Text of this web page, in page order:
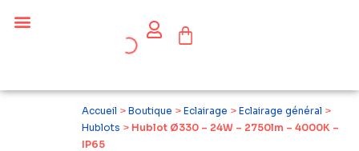
Accueil > Boutique > Eclairage > Eclairage général >
Hublots > Hublot Ø330 – 24W – 2750lm – 4000K –
IP65